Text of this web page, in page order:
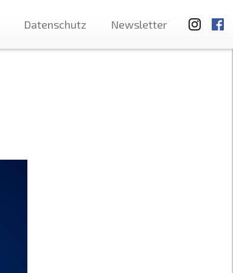
Datenschutz Newsletter